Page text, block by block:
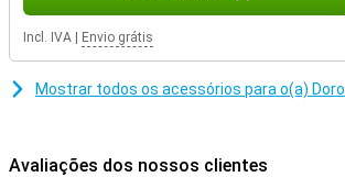
Incl. IVA Envio grátis
Mostrar todos os acessórios para o(a)
Avaliações dos nossos clientes